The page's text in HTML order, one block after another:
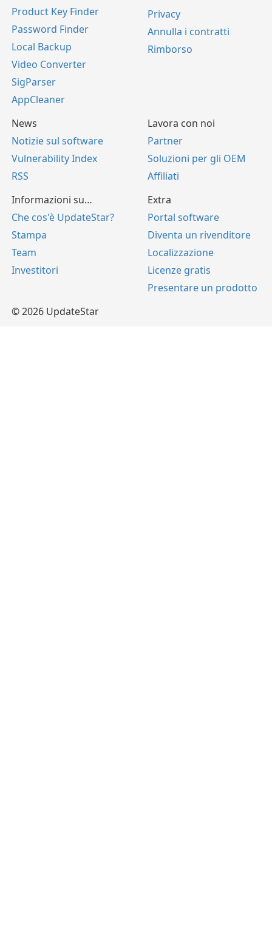
Product Key Finder
Password Finder
Local Backup
Video Converter
SigParser
AppCleaner
Privacy
Annulla i contratti
Rimborso
News
Notizie sul software
Vulnerability Index
RSS
Lavora con noi
Partner
Soluzioni per gli OEM
Affiliati
Informazioni su…
Che cos'è UpdateStar?
Stampa
Team
Investitori
Extra
Portal software
Diventa un rivenditore
Localizzazione
Licenze gratis
Presentare un prodotto
© 2026 UpdateStar